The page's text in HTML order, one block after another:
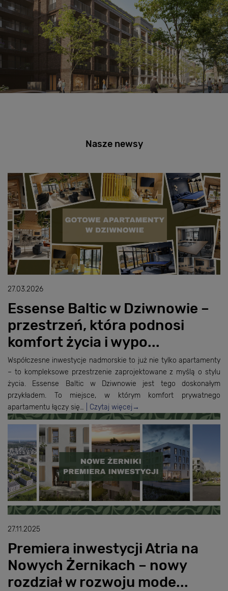
Nasze newsy
27.03.2026
Essense Baltic w Dziwnowie –
przestrzeń, która podnosi
komfort życia i wypo...
Współczesne inwestycje nadmorskie to już nie tylko apartamenty
– to kompleksowe przestrzenie zaprojektowane z myślą o stylu
życia. Essense Baltic w Dziwnowie jest tego doskonałym
przykładem. To miejsce, w którym komfort prywatnego
apartamentu łączy się…
Czytaj więcej →
27.11.2025
Premiera inwestycji Atria na
Nowych Żernikach – nowy
rozdział w rozwoju mode...